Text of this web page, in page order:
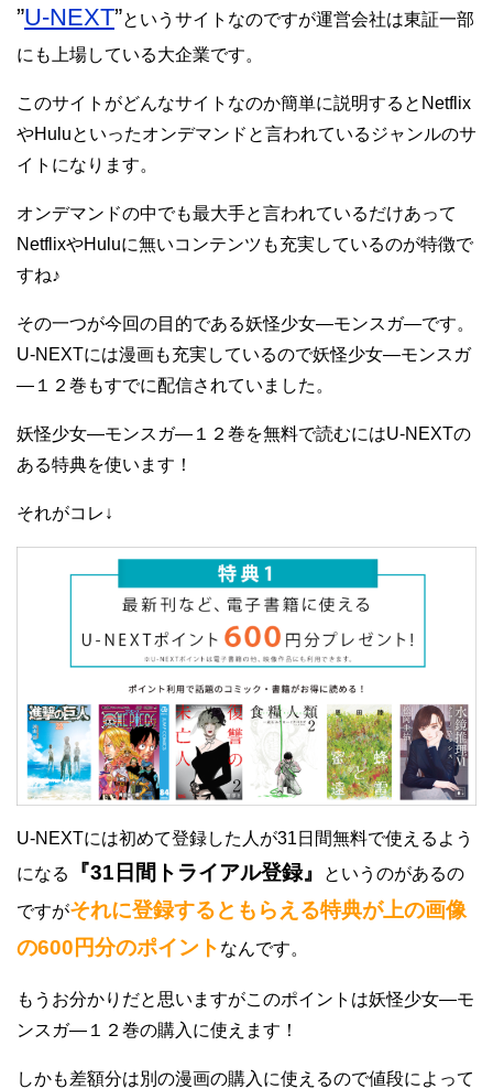
”U-NEXT”というサイトなのですが運営会社は東証一部
にも上場している大企業です。
このサイトがどんなサイトなのか簡単に説明するとNetflix
やHuluといったオンデマンドと言われているジャンルのサ
イトになります。
オンデマンドの中でも最大手と言われているだけあって
NetflixやHuluに無いコンテンツも充実しているのが特徴で
すね♪
その一つが今回の目的である妖怪少女―モンスガ―です。
U-NEXTには漫画も充実しているので妖怪少女―モンスガ
―１２巻もすでに配信されていました。
妖怪少女―モンスガ―１２巻を無料で読むにはU-NEXTの
ある特典を使います！
それがコレ↓
U-NEXTには初めて登録した人が31日間無料で使えるよう
になる
『31日間トライアル登録』
というのがあるの
ですがそれに登録するともらえる特典が上の画像
の600円分のポイント なんです。
もうお分かりだと思いますがこのポイントは妖怪少女―モ
ンスガ―１２巻の購入に使えます！
しかも差額分は別の漫画の購入に使えるので値段によって